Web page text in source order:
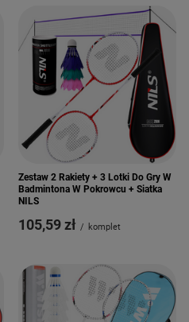
Zestaw 2 Rakiety + 3 Lotki Do Gry W
Badmintona W Pokrowcu + Siatka
NILS
105,59 zł / komplet